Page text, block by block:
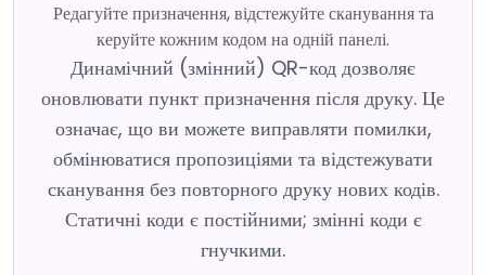
Редагуйте призначення, відстежуйте сканування та
керуйте кожним кодом на одній панелі.
Динамічний (змінний) QR-код дозволяє
оновлювати пункт призначення після друку. Це
означає, що ви можете виправляти помилки,
обмінюватися пропозиціями та відстежувати
сканування без повторного друку нових кодів.
Статичні коди є постійними; змінні коди є
гнучкими.